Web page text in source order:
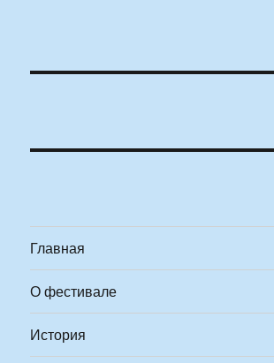
Главная
О фестивале
История